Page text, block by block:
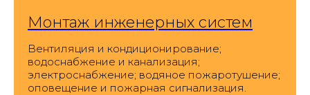
Монтаж инженерных систем
Вентиляция и кондиционирование;
водоснабжение и канализация;
электроснабжение; водяное пожаротушение;
оповещение и пожарная сигнализация.